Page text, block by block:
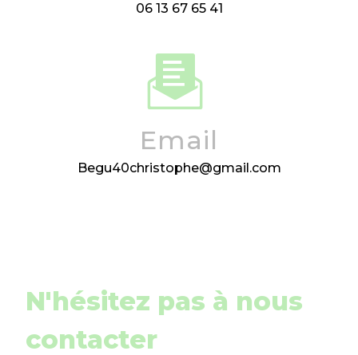
06 13 67 65 41
Email
begu40christophe@gmail.com
N'hésitez pas à nous
contacter